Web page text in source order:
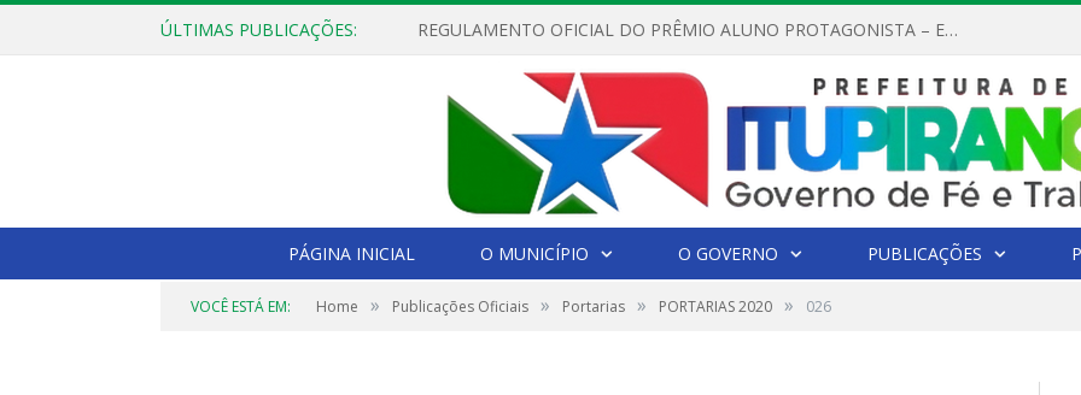
ÚLTIMAS PUBLICAÇÕES: REGULAMENTO OFICIAL DO PRÊMIO ALUNO PROTAGONISTA – EDIÇÃO 2026
PÁGINA INICIAL O MUNICÍPIO O GOVERNO PUBLICAÇÕES
VOCÊ ESTÁ EM: Home » Publicações Oficiais » Portarias » PORTARIAS 2020 » 026